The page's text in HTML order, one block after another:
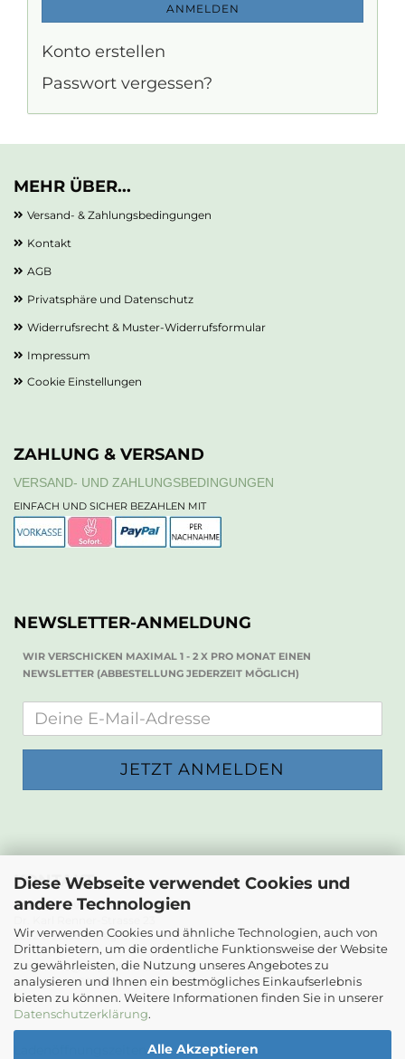
Diese Webseite verwendet Cookies und
andere Technologien
Wir verwenden Cookies und ähnliche Technologien, auch von
Drittanbietern, um die ordentliche Funktionsweise der Website
zu gewährleisten, die Nutzung unseres Angebotes zu
analysieren und Ihnen ein bestmögliches Einkaufserlebnis
bieten zu können. Weitere Informationen finden Sie in unserer
Datenschutzerklärung.
Alle Akzeptieren
ANMELDEN
Konto erstellen
Passwort vergessen?
MEHR ÜBER...
Versand- & Zahlungsbedingungen
Kontakt
AGB
Privatsphäre und Datenschutz
Widerrufsrecht & Muster-Widerrufsformular
Impressum
Cookie Einstellungen
ZAHLUNG & VERSAND
VERSAND- UND ZAHLUNGSBEDINGUNGEN
EINFACH UND SICHER BEZAHLEN MIT
NEWSLETTER-ANMELDUNG
WIR VERSCHICKEN MAXIMAL 1 - 2 X PRO MONAT EINEN
NEWSLETTER (ABBESTELLUNG JEDERZEIT MÖGLICH)
KONTAKT
Die Papierwerkstatt
2232 Deutsch-Wagram
Email: info@diepapierwerkstatt.at
Tel. +43 664 5261978
Kontaktformular